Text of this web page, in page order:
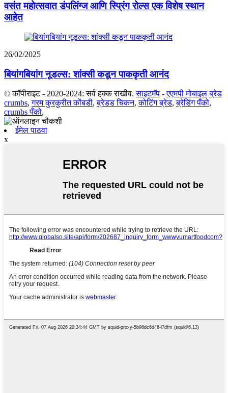
वसंत महोत्सवात डंपलिंग्ज आणि स्प्रिंग रोल्स एक विशेष स्थान
आहेत
26/02/2025
बियांगबियांग नूडल्स: शांक्सी कडून पाककृती आनंद
© कॉपीराइट - 2020-2024: सर्व हक्क राखीव. साइटमॅप -एएमपी मोबाइल ब्रेड
crumbs,गरम कुरकुरीत कोंबडी,ब्रेडड चिकन,कोटिंग ब्रेड,ब्रेडिंग पँको,
crumbs पँको,
ईमेल पाठवा
x